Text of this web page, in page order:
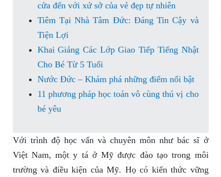
cửa đến với xứ sở của vẻ đẹp tự nhiên
Tiêm Tại Nhà Tâm Đức: Đáng Tin Cậy và
Tiện Lợi
Khai Giảng Các Lớp Giao Tiếp Tiếng Nhật
Cho Bé Từ 5 Tuổi
Nước Đức – Khám phá những điểm nổi bật
11 phương pháp học toán vô cùng thú vị cho
bé yêu
Với trình độ học vấn và chuyên môn như bác sĩ ở
Việt Nam, một y tá ở Mỹ được đào tạo trong môi
trường và điều kiện của Mỹ. Họ có kiến thức vững